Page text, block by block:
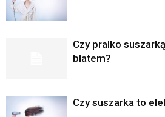
Czy pralko
blatem?
Czy suszarka to